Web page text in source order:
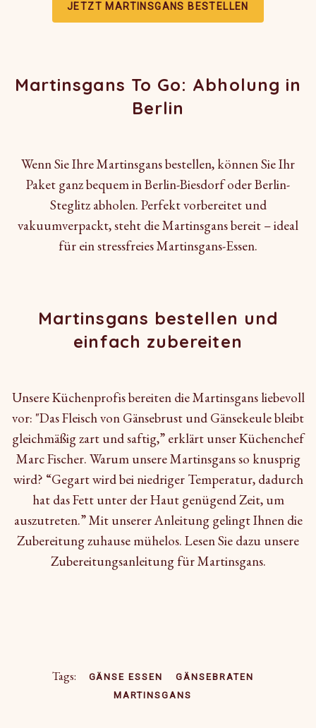
JETZT MARTINSGANS BESTELLEN
Martinsgans To Go: Abholung in
Berlin
Wenn Sie Ihre Martinsgans bestellen, können Sie Ihr
Paket ganz bequem in Berlin-Biesdorf oder Berlin-
Steglitz abholen. Perfekt vorbereitet und
vakuumverpackt, steht die Martinsgans bereit – ideal
für ein stressfreies Martinsgans-Essen.
Martinsgans bestellen und
einfach zubereiten
Unsere Küchenprofis bereiten die Martinsgans liebevoll
vor: "Das Fleisch von Gänsebrust und Gänsekeule bleibt
gleichmäßig zart und saftig,” erklärt unser Küchenchef
Marc Fischer. Warum unsere Martinsgans so knusprig
wird? “Gegart wird bei niedriger Temperatur, dadurch
hat das Fett unter der Haut genügend Zeit, um
auszutreten.” Mit unserer Anleitung gelingt Ihnen die
Zubereitung zuhause mühelos. Lesen Sie dazu unsere
Zubereitungsanleitung für Martinsgans.
Tags: GÄNSE ESSEN
GÄNSEBRATEN
MARTINSGANS